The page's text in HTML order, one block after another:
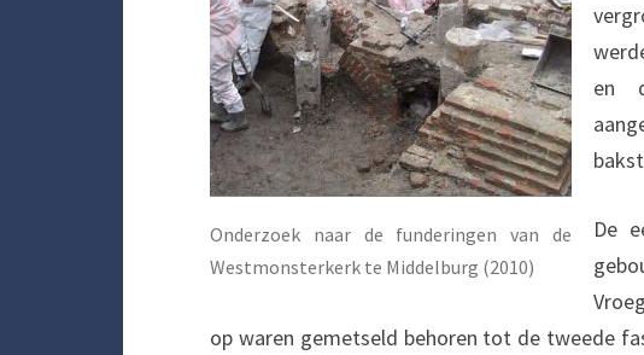
Onderzoek naar de funderingen van de
Westmonsterkerk te Middelburg (2010)
en
De
op waren gemetseld behoren tot de tweede